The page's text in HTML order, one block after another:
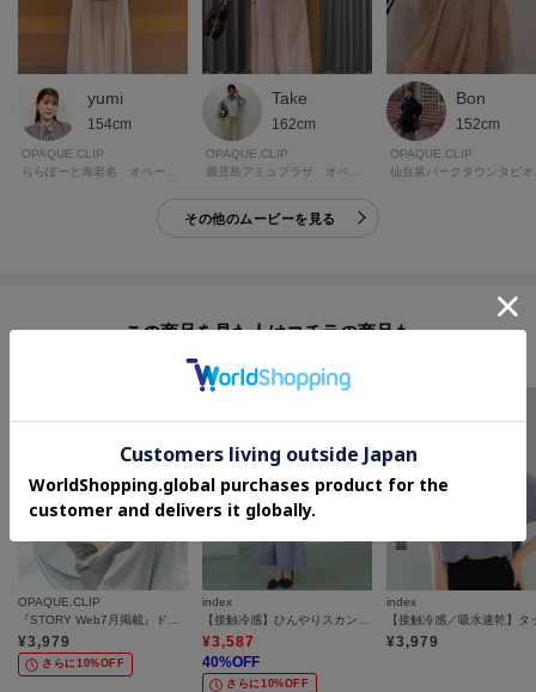
yumi
154cm
OPAQUE.CLIP
Take
162cm
OPAQUE.CLIP
Bon
152cm
OPAQUE.CLIP
その他のムービーを見る
この商品を見た人はコチラの商品も
チェックしています
OPAQUE.CLIP
『STORY Web7月掲載』ドライタッチラメニット《UV／洗える／6col》
¥3,979
さらに10%OFF
index
【接触冷感】ひんやりスカンツワイドパンツ《洗濯機OK/防シワ》
¥3,587
40%OFF
さらに10%OFF
index
¥3,979